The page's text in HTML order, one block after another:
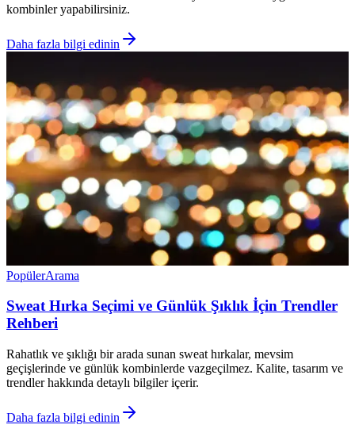
kombinler yapabilirsiniz.
Daha fazla bilgi edinin
PopülerArama
Sweat Hırka Seçimi ve Günlük Şıklık İçin Trendler
Rehberi
Rahatlık ve şıklığı bir arada sunan sweat hırkalar, mevsim
geçişlerinde ve günlük kombinlerde vazgeçilmez. Kalite, tasarım ve
trendler hakkında detaylı bilgiler içerir.
Daha fazla bilgi edinin